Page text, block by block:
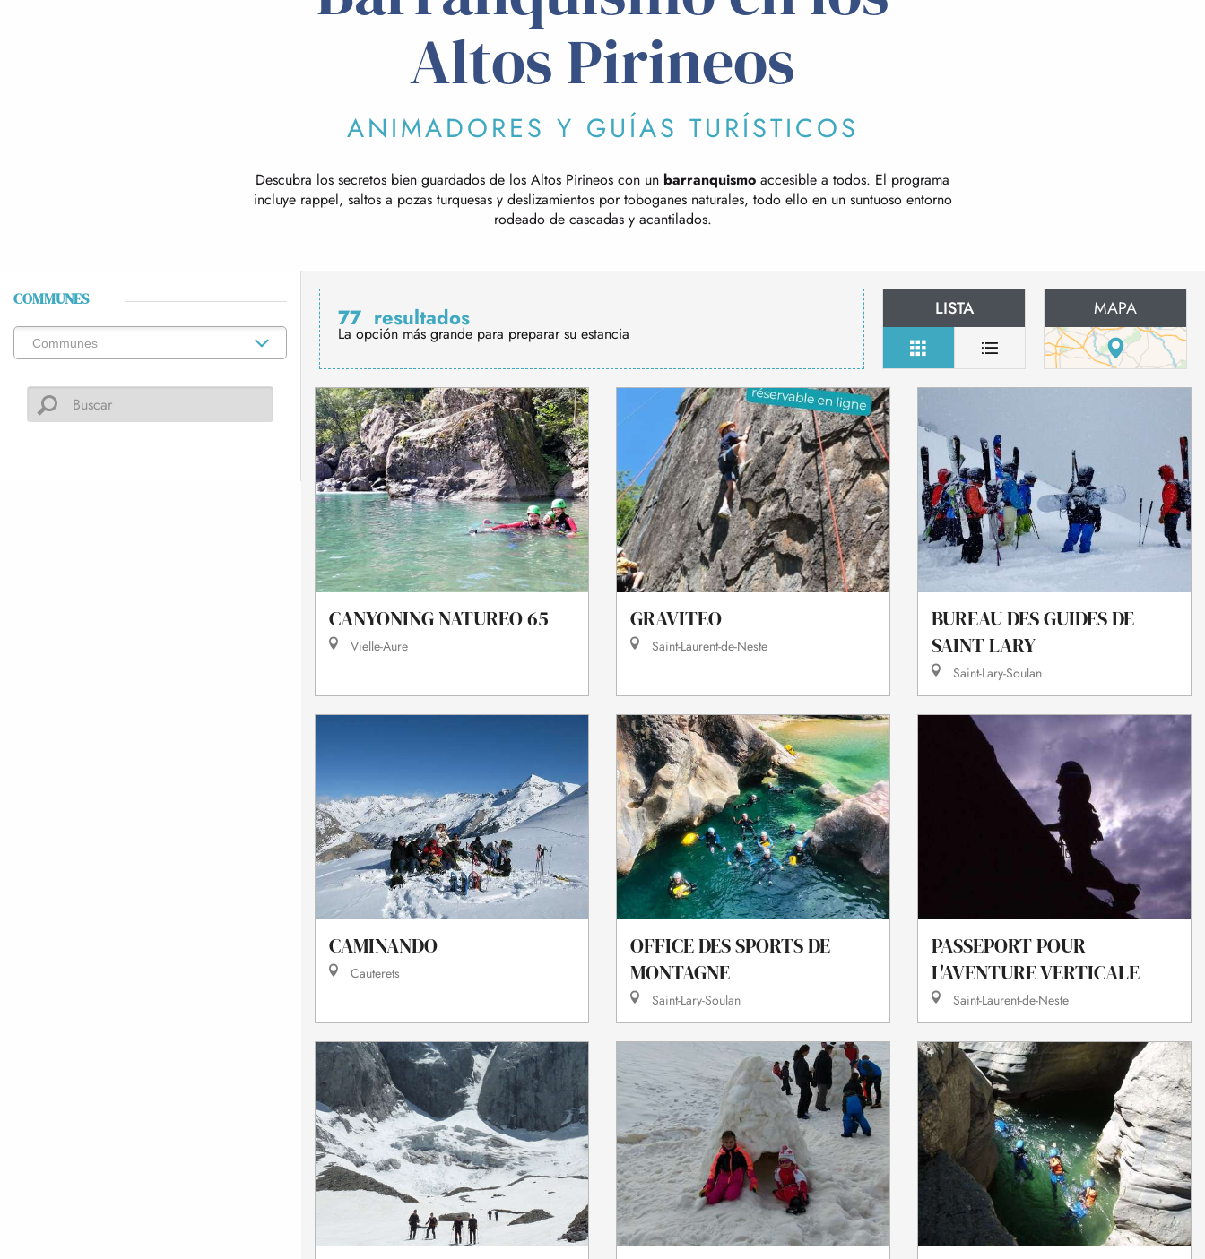
Altos Pirineos
ANIMADORES Y GUÍAS TURÍSTICOS
Descubra los secretos bien guardados de los Altos Pirineos con un barranquismo accesible a todos. El programa
incluye rappel, saltos a pozas turquesas y deslizamientos por toboganes naturales, todo ello en un suntuoso entorno
rodeado de cascadas y acantilados.
COMMUNES
77 resultados
La opción más grande para preparar su estancia
LISTA MAPA
CANYONING NATUREO 65
Vielle-Aure
GRAVITEO
Saint-Laurent-de-Neste
BUREAU DES GUIDES DE
SAINT LARY
Saint-Lary-Soulan
CAMINANDO
Cauterets
OFFICE DES SPORTS DE
MONTAGNE
Saint-Lary-Soulan
PASSEPORT POUR
L'AVENTURE VERTICALE
Saint-Laurent-de-Neste